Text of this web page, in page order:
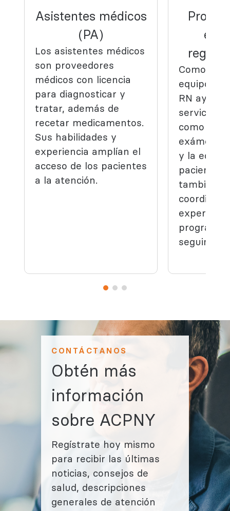
Asistentes médicos
(PA)
Los asistentes médicos
son proveedores
médicos con licencia
para diagnosticar y
tratar, además de
recetar medicamentos.
Sus habilidades y
experiencia amplían el
acceso de los pacientes
a la atención.
Como
equipo de
RN
servicios
como
y la
paciente.
también
coordinar
CONTÁCTANOS
Obtén más
información
sobre ACPNY
Regístrate hoy mismo
para recibir las últimas
noticias, consejos de
salud, descripciones
generales de atención